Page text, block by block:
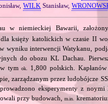
WILK Stanisław,
w niemieckiej Bawarii,
księży katolickich w czasie II
wyniku interwencji Watykanu,
do obozu KL Dachau.
w tymok.
1,800 polskich.
zarządzanym przez ludobójcze
eksperymenty z
przy budowach,m.in.